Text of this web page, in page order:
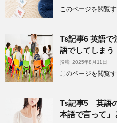
このページを閲覧
Ts記事6 英語で
語でしてしまう
投稿: 2025年8月11日
このページを閲覧
Ts記事5 英語
本語で言って」